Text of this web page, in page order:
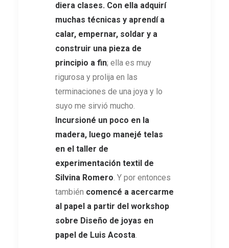
diera clases. Con ella adquirí
muchas técnicas y aprendí a
calar, empernar, soldar y a
construir una pieza de
principio a fin; ella es muy
rigurosa y prolija en las
terminaciones de una joya y lo
suyo me sirvió mucho.
Incursioné un poco en la
madera, luego manejé telas
en el taller de
experimentación textil de
Silvina Romero. Y por entonces
también comencé a acercarme
al papel a partir del workshop
sobre Diseño de joyas en
papel de Luis Acosta.